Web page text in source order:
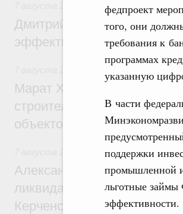
федпроект
того, они
требования к
программах
указанную
В части
поддержки
промышленной
льготные
эффективности.
Развитие сельских
Дмитрий Патрушев:
эффективность поддержки
Марат Хуснуллин:
строительство и
объектов
Чрезвычайные
Александр Козлов провёл
ликвидации последствий
Керченском проливе